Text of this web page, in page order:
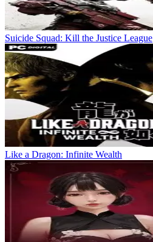
Suicide Squad: Kill the Justice League
Like a Dragon: Infinite Wealth